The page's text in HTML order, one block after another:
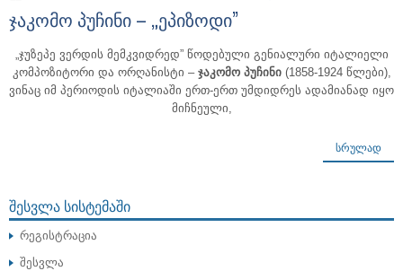
ჯაკომო პუჩინი – „ეპიზოდი”
„ჯუზეპე ვერდის მემკვიდრედ” წოდებული გენიალური იტალიელი
კომპოზიტორი და ორღანისტი – ჯაკომო პუჩინი(1858-1924 წლები),
ვინაც იმ პერიოდის იტალიაში ერთ-ერთ უმდიდრეს ადამიანად იყო
მიჩნეული,
ᲡᲠᲣᲚᲐᲓ
ᲨᲔᲡᲕᲚᲐ ᲡᲘᲡᲢᲔᲛᲐᲨᲘ
რეგისტრაცია
შესვლა